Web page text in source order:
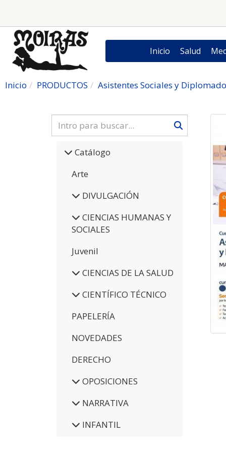
Inicio Salud
Inicio PRODUCTOS Asistentes Sociales y
Catálogo
Arte
DIVULGACIÓN
CIENCIAS HUMANAS Y
SOCIALES
Juvenil
CIENCIAS DE LA SALUD
CIENTÍFICO TÉCNICO
PAPELERÍA
NOVEDADES
DERECHO
OPOSICIONES
NARRATIVA
INFANTIL